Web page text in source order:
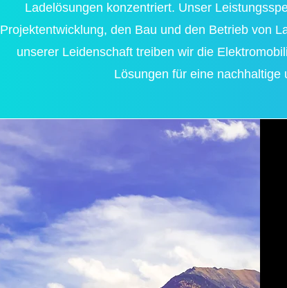
Ladelösungen konzentriert. Unser
Projektentwicklung, den Bau und den Betrieb von
unserer Leidenschaft treiben wir die
Lösungen für eine nachhaltige